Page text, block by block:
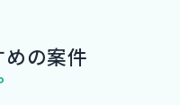
めの案件